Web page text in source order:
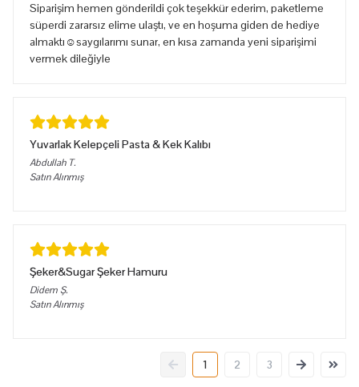
Siparişim hemen gönderildi çok teşekkür ederim, paketleme
süperdi zararsız elime ulaştı, ve en hoşuma giden de hediye
almaktı☺️saygılarımı sunar, en kısa zamanda yeni siparişimi
vermek dileğiyle
Yuvarlak Kelepçeli Pasta & Kek Kalıbı
Abdullah T.
Satın Alınmış
Şeker&Sugar Şeker Hamuru
Didem Ş.
Satın Alınmış
1 2 3